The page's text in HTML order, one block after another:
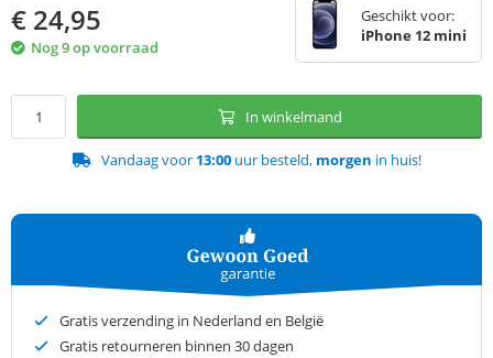
€ 24,95
Nog 9 op voorraad
Geschikt voor:
iPhone 12 mini
In winkelmand
Vandaag voor 13:00uur besteld, morgen in huis!
Gratis verzending in Nederland en België
Gratis retourneren binnen 30 dagen